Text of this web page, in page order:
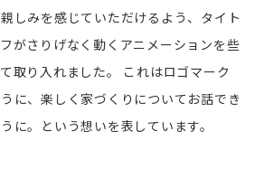
しみを感じていただけるよう、タイト
がさりげなく動くアニメーションを些
取り入れました。
これはロゴマーク
に、楽しく家づくりについてお話でき
に。という想いを表しています。